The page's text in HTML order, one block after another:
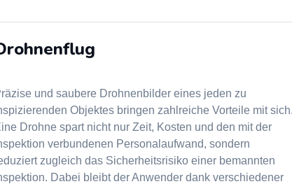
und saubere Drohnenbilder eines jeden zu
Objektes bringen zahlreiche Vorteile mit sich.
Drohne spart nicht nur Zeit, Kosten und den mit der
verbundenen Personalaufwand, sondern
zugleich das Sicherheitsrisiko einer bemannten
Dabei bleibt der Anwender dank verschiedener